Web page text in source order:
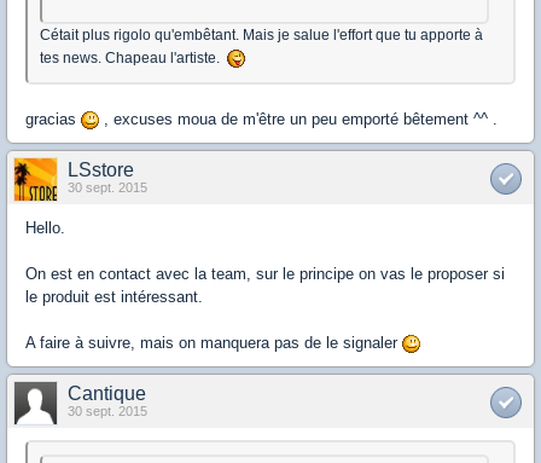
Cétait plus rigolo qu'embêtant. Mais je salue l'effort que tu apporte à
tes news. Chapeau l'artiste.
gracias , excuses moua de m'être un peu emporté bêtement ^^ .
LSstore
30 sept. 2015
Hello.
On est en contact avec la team, sur le principe on vas le proposer si
le produit est intéressant.
A faire à suivre, mais on manquera pas de le signaler
Cantique
30 sept. 2015